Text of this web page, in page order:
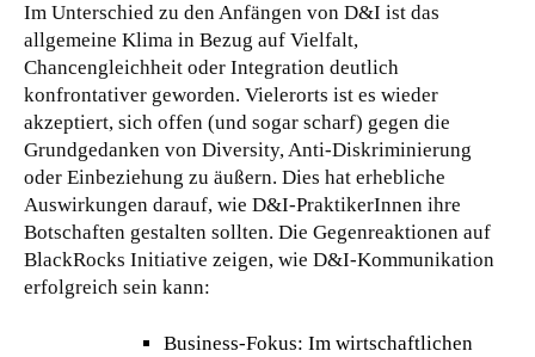
Im Unterschied zu den Anfängen von D&I ist das
allgemeine Klima in Bezug auf Vielfalt,
Chancengleichheit oder Integration deutlich
konfrontativer geworden. Vielerorts ist es wieder
akzeptiert, sich offen (und sogar scharf) gegen die
Grundgedanken von Diversity, Anti-Diskriminierung
oder Einbeziehung zu äußern. Dies hat erhebliche
Auswirkungen darauf, wie D&I-PraktikerInnen ihre
Botschaften gestalten sollten. Die Gegenreaktionen auf
BlackRocks Initiative zeigen, wie D&I-Kommunikation
erfolgreich sein kann:
Business-Fokus: Im wirtschaftlichen